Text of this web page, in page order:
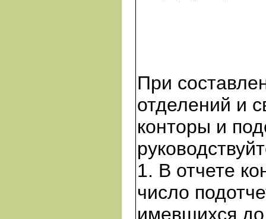
При
отделений и
конторы и
1. В отчете
число
имевшихся